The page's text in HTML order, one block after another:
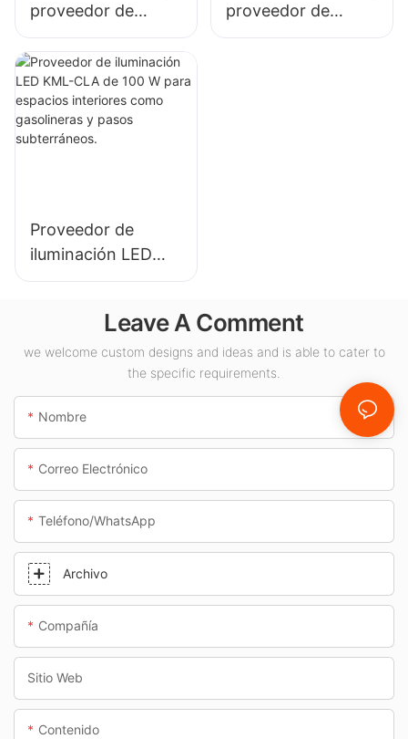
proveedor de
iluminación LED de
gran altura para
plantas
industriales,
almacenes y otras
proveedor de
iluminación LED de
Proveedor de
iluminación LED
KML-CLA de 100 W
interiores como
gasolineras y pasos
subterráneos.
Leave A Comment
we welcome custom designs and ideas and is able to cater to
the specific requirements.
Nombre
Correo Electrónico
Teléfono/WhatsApp
Archivo
Compañía
Sitio Web
Contenido